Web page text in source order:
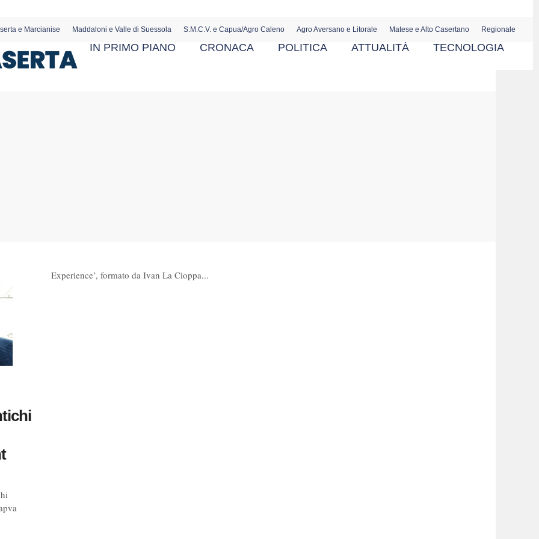
e Marcianise Maddaloni e Valle di Suessola S.M.C.V. e Capua/Agro Caleno Agro Aversano e Litorale Matese e Alto Casertano Regionale
IN PRIMO PIANO CRONACA POLITICA ATTUALITÀ TECNOLOGIA
Experience’, formato da Ivan La Cioppa...